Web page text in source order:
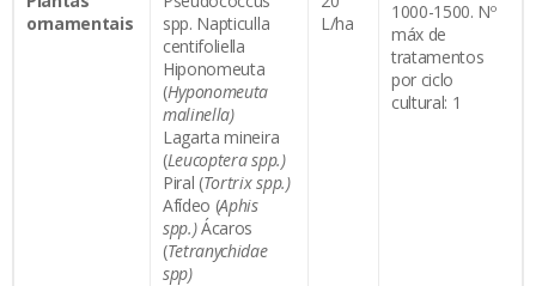
ornamentais
spp. Napticulla
centifoliella
Hiponomeuta
(Hyponomeuta
malinella)
Lagarta mineira
(Leucoptera spp.)
Piral (Tortrix spp.)
Afídeo (Aphis
spp.)Ácaros
(Tetranychidae
spp)
L/ha
1000-1500. Nº
máx de
tratamentos
por ciclo
cultural: 1